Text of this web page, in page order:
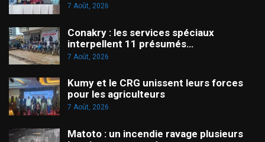
7 Août, 2026
Conakry : les services spéciaux
interpellent 11 présumés…
7 Août, 2026
Kumy et le CRG unissent leurs forces
pour les agriculteurs
7 Août, 2026
Matoto : un incendie ravage plusieurs